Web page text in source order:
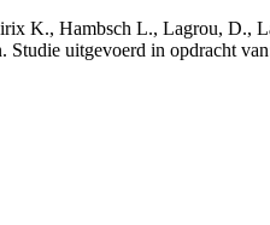
K., Hambsch L., Lagrou, D.,
uitgevoerd in opdracht